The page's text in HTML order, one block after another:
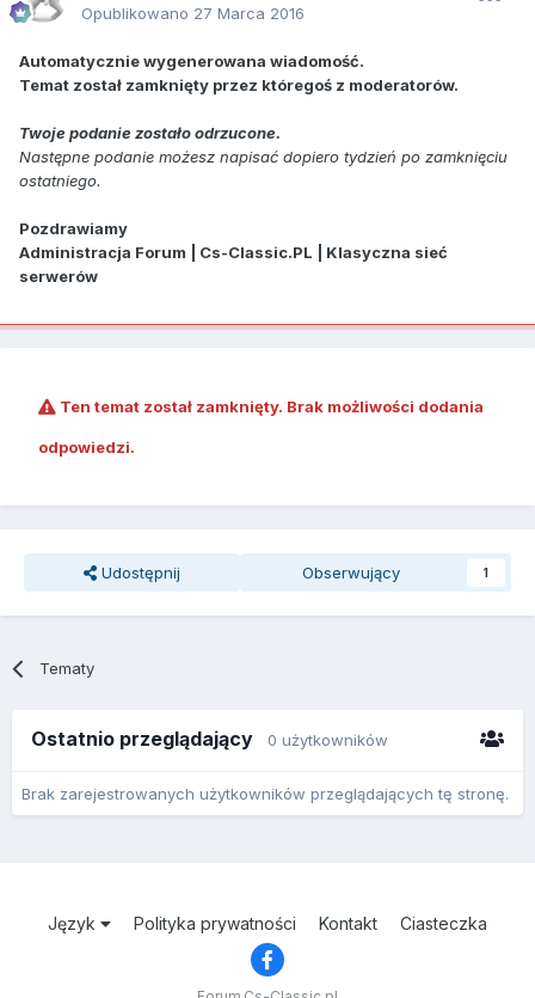
Opublikowano 27 Marca 2016
Automatycznie wygenerowana wiadomość.
Temat został zamknięty przez któregoś z moderatorów.
Twoje podanie zostało odrzucone.
Następne podanie możesz napisać dopiero tydzień po zamknięciu
ostatniego.
Pozdrawiamy
Administracja Forum | Cs-Classic.PL | Klasyczna sieć
serwerów
Ten temat został zamknięty. Brak możliwości dodania
odpowiedzi.
Udostępnij Obserwujący 1
Tematy
Ostatnio przeglądający 0 użytkowników
Brak zarejestrowanych użytkowników przeglądających tę stronę.
Język Polityka prywatności Kontakt Ciasteczka